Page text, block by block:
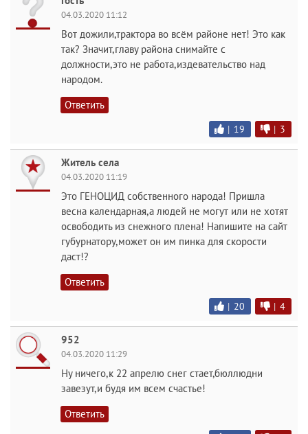
04.03.2020 11:12
Вот дожили,трактора во всём районе нет! Это как
так? Значит,главу района снимайте с
должности,это не работа,издевательство над
народом.
Ответить
| 19 | 3
Житель села
04.03.2020 11:19
Это ГЕНОЦИД собственного народа! Пришла
весна календарная,а людей не могут или не хотят
освободить из снежного плена! Напишите на сайт
губурнатору,может он им пинка для скорости
даст!?
Ответить
| 20 | 4
952
04.03.2020 11:29
Ну ничего,к 22 апрелю снег стает,бюллюдни
завезут,и будя им всем счастье!
Ответить